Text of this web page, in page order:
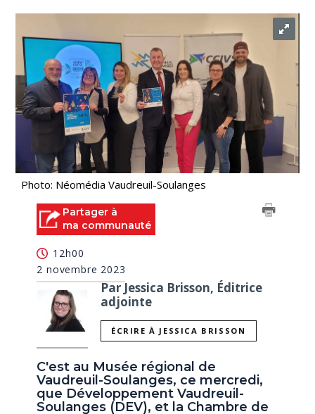
Photo: Néomédia Vaudreuil-Soulanges
Partager à
ma communauté
12h00
2 novembre 2023
Par Jessica Brisson, Éditrice
adjointe
ÉCRIRE À JESSICA BRISSON
C'est au Musée régional de
Vaudreuil-Soulanges, ce mercredi,
que Développement Vaudreuil-
Soulanges (DEV), et la Chambre de